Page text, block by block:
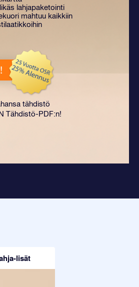
lahjapaketointi
mahtuu kaikkiin
tähdistö
Tähdistö-PDF:n!
lisät